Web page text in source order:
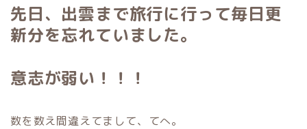
先日、出雲まで旅行に行って毎日更
新分を忘れていました。
意志が弱い！！！
数を数え間違えてまして、てへ。